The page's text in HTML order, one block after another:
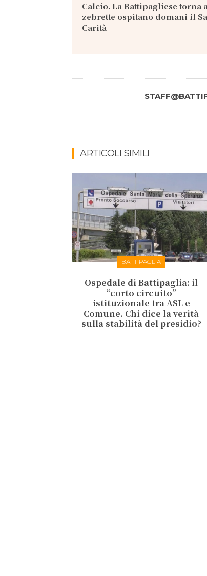
Calcio. La Battipagliese torna
zebrette ospitano domani il
Carità
ARTICOLI SIMILI
BATTIPAGLIA
Ospedale di Battipaglia: il
“corto circuito”
istituzionale tra ASL e
Comune. Chi dice la verità
sulla stabilità del presidio?